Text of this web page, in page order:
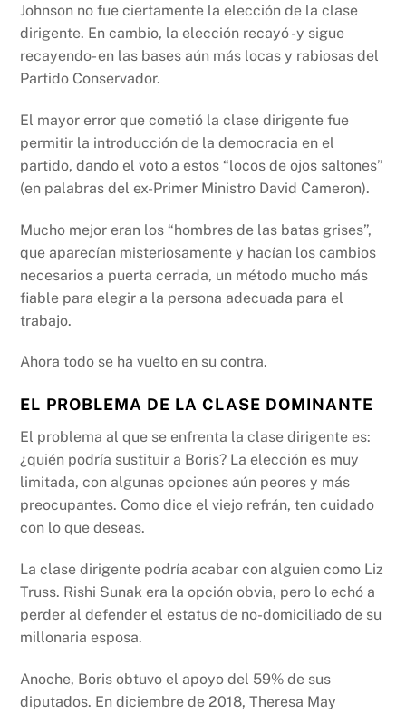
Johnson no fue ciertamente la elección de la clase
dirigente. En cambio, la elección recayó -y sigue
recayendo- en las bases aún más locas y rabiosas del
Partido Conservador.
El mayor error que cometió la clase dirigente fue
permitir la introducción de la democracia en el
partido, dando el voto a estos “locos de ojos saltones”
(en palabras del ex-Primer Ministro David Cameron).
Mucho mejor eran los “hombres de las batas grises”,
que aparecían misteriosamente y hacían los cambios
necesarios a puerta cerrada, un método mucho más
fiable para elegir a la persona adecuada para el
trabajo.
Ahora todo se ha vuelto en su contra.
EL PROBLEMA DE LA CLASE DOMINANTE
El problema al que se enfrenta la clase dirigente es:
¿quién podría sustituir a Boris? La elección es muy
limitada, con algunas opciones aún peores y más
preocupantes. Como dice el viejo refrán, ten cuidado
con lo que deseas.
La clase dirigente podría acabar con alguien como Liz
Truss. Rishi Sunak era la opción obvia, pero lo echó a
perder al defender el estatus de no-domiciliado de su
millonaria esposa.
Anoche, Boris obtuvo el apoyo del 59% de sus
diputados. En diciembre de 2018, Theresa May